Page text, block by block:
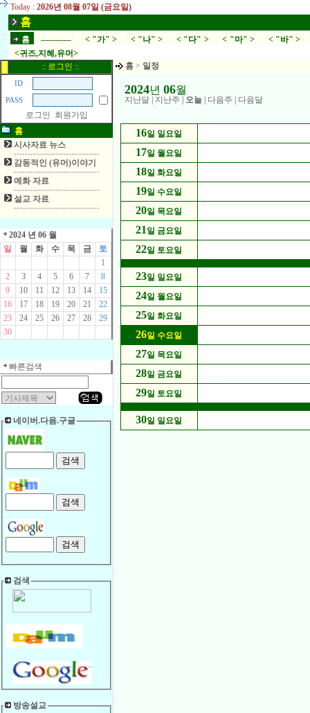
Today : 2026년 08월 07일 (금요일)
홈
홈 ----------- < "가" > < "나" > < "다" > < "마" > < "바" >
<귀즈,지혜,유머>
:: 로그인 ::
ID
PASS
로그인
회원가입
홈
시사자료 뉴스
감동적인 (유머)이야기
예화 자료
설교 자료
2024 년 06 월
일
월 화 수 목 금
토
1
2
3 4 5 6 7
8
9
10 11 12 13 14
15
16
17 18 19 20 21
22
23
24 25 26 27 28
29
30
빠른검색
네이버.다음.구글
검색
방송설교
홈 > 일정
2024년 06월
지난달 지난주 오늘 다음주 다음달
16일 일요일
17일 월요일
18일 화요일
19일 수요일
20일 목요일
21 일 금요일
22일 토요일
23일 일요일
24일 월요일
25일 화요일
26일 수요일
27일 목요일
28일 금요일
29일 토요일
30일 일요일